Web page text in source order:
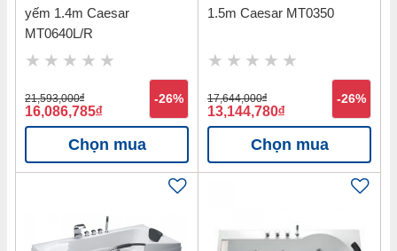
yếm 1.4m Caesar
MT0640L/R
21,593,000đ
16,086,785đ
-26%
Chọn mua
1.5m Caesar MT0350
17,644,000đ
13,144,780đ
-26%
Chọn mua